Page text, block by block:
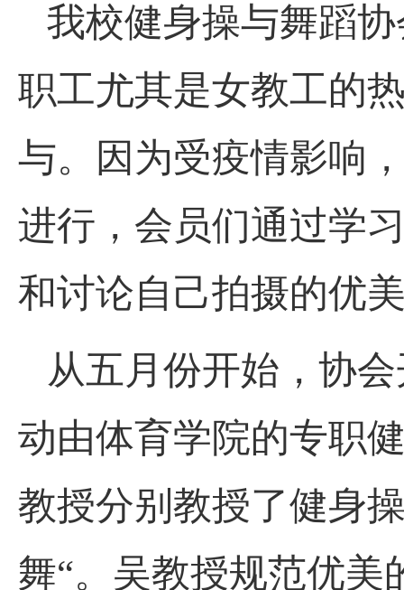
我校健身操与舞蹈
职工尤其是女教工的
与。因为受疫情影响
进行，会员们通过学
和讨论自己拍摄的优
从五月份开始，协
动由体育学院的专职
教授分别教授了健身
舞“。吴教授规范优